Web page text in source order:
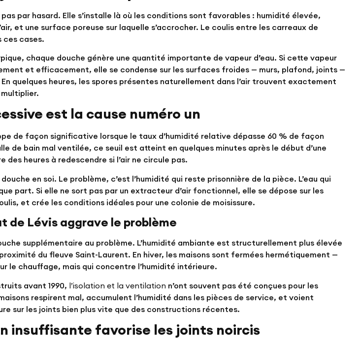
pas par hasard. Elle s’installe là où les conditions sont favorables : humidité élevée,
et une surface poreuse sur laquelle s’accrocher. Le coulis entre les carreaux de
cases.
chaque douche génère une quantité importante de vapeur d’eau. Si cette vapeur
et efficacement, elle se condense sur les surfaces froides — murs, plafond, joints —
En quelques heures, les spores présentes naturellement dans l’air trouvent exactement
est la cause numéro un
de façon significative lorsque le taux d’humidité relative dépasse 60 % de façon
de bain mal ventilée, ce seuil est atteint en quelques minutes après le début d’une
des heures à redescendre si l’air ne circule pas.
en soi. Le problème, c’est l’humidité qui reste prisonnière de la pièce. L’eau qui
part. Si elle ne sort pas par un extracteur d’air fonctionnel, elle se dépose sur les
et crée les conditions idéales pour une colonie de moisissure.
de Lévis aggrave le problème
supplémentaire au problème. L’humidité ambiante est structurellement plus élevée
du fleuve Saint-Laurent. En hiver, les maisons sont fermées hermétiquement —
le chauffage, mais qui concentre l’humidité intérieure.
avant 1990, l’isolation et la ventilation n’ont souvent pas été conçues pour les
respirent mal, accumulent l’humidité dans les pièces de service, et voient
sur les joints bien plus vite que des constructions récentes.
insuffisante favorise les joints noircis